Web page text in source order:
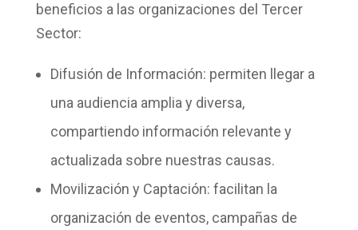
beneficios a las organizaciones del Tercer
Sector:
Difusión de Información: permiten llegar a
una audiencia amplia y diversa,
compartiendo información relevante y
actualizada sobre nuestras causas.
Movilización y Captación: facilitan la
organización de eventos, campañas de